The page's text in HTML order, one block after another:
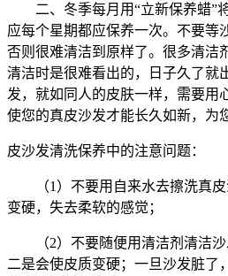
二、冬季每月用“立新保养蜡”
应每个星期都应保养一次。不要等
否则很难清洁到原样了。很多清洁
清洁时是很难看出的，日子久了就
发，就如同人的皮肤一样，需要用
使您的真皮沙发才能长久如新，为
皮沙发清洗保养中的注意问题：
（1）不要用自来水去擦洗真皮
变硬，失去柔软的感觉；
（2）不要随便用清洁剂清洁沙
二是会使皮质变硬；一旦沙发脏了